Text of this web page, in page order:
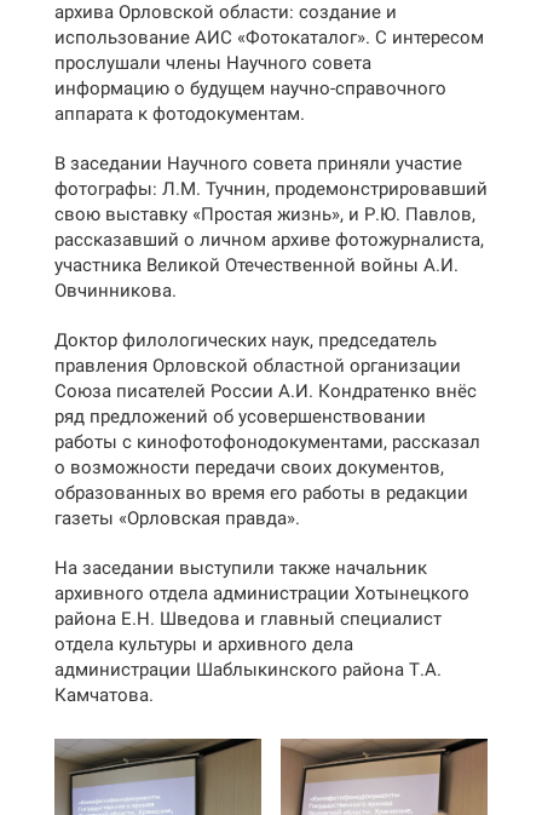
архива Орловской области: создание и
использование АИС «Фотокаталог». С интересом
прослушали члены Научного совета
информацию о будущем научно-справочного
аппарата к фотодокументам.
В заседании Научного совета приняли участие
фотографы: Л.М. Тучнин, продемонстрировавший
свою выставку «Простая жизнь», и Р.Ю. Павлов,
рассказавший о личном архиве фотожурналиста,
участника Великой Отечественной войны А.И.
Овчинникова.
Доктор филологических наук, председатель
правления Орловской областной организации
Союза писателей России А.И. Кондратенко внёс
ряд предложений об усовершенствовании
работы с кинофотофонодокументами, рассказал
о возможности передачи своих документов,
образованных во время его работы в редакции
газеты «Орловская правда».
На заседании выступили также начальник
архивного отдела администрации Хотынецкого
района Е.Н. Шведова и главный специалист
отдела культуры и архивного дела
администрации Шаблыкинского района Т.А.
Камчатова.